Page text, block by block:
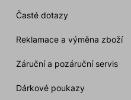
Časté dotazy
Reklamace a výměna zboží
Záruční a pozáruční servis
Dárkové poukazy